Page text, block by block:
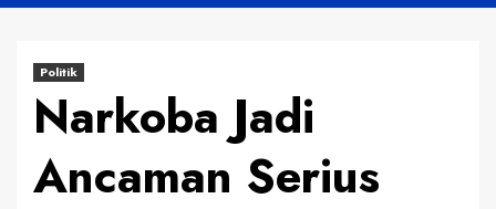
Politik
Narkoba Jadi
Ancaman Serius